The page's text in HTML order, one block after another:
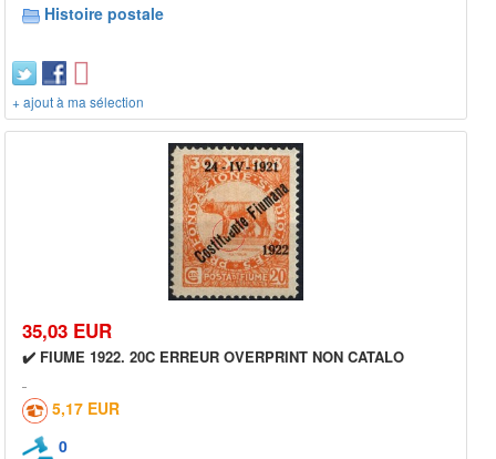
Histoire postale
+ ajout à ma sélection
35,03 EUR
✔️ FIUME 1922. 20C ERREUR OVERPRINT NON CATALO
5,17 EUR
0